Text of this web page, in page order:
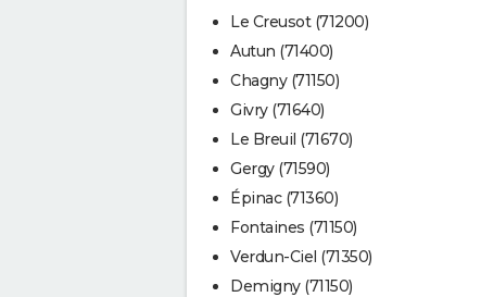
Le Creusot (71200)
Autun (71400)
Chagny (71150)
Givry (71640)
Le Breuil (71670)
Gergy (71590)
Épinac (71360)
Fontaines (71150)
Verdun-Ciel (71350)
Demigny (71150)